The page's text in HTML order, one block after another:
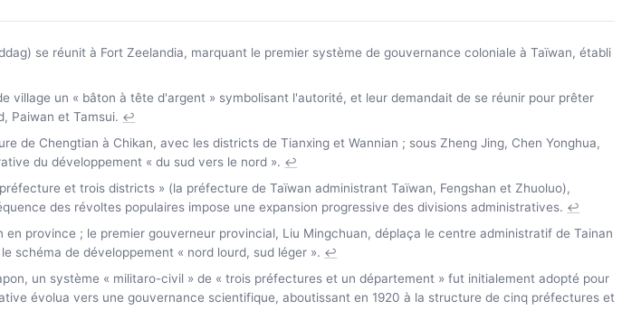
se réunit à Fort Zeelandia, marquant le premier système de gouvernance coloniale à Taïwan, établi
un « bâton à tête d'argent » symbolisant l'autorité, et leur demandait de se réunir pour prêter
Paiwan et Tamsui. ↩
de Chengtian à Chikan, avec les districts de Tianxing et Wannian ; sous Zheng Jing, Chen Yonghua,
du développement « du sud vers le nord ». ↩
et trois districts » (la préfecture de Taïwan administrant Taïwan, Fengshan et Zhuoluo),
des révoltes populaires impose une expansion progressive des divisions administratives. ↩
province ; le premier gouverneur provincial, Liu Mingchuan, déplaça le centre administratif de Tainan
schéma de développement « nord lourd, sud léger ». ↩
un système « militaro-civil » de « trois préfectures et un département » fut initialement adopté pour
évolua vers une gouvernance scientifique, aboutissant en 1920 à la structure de cinq préfectures et